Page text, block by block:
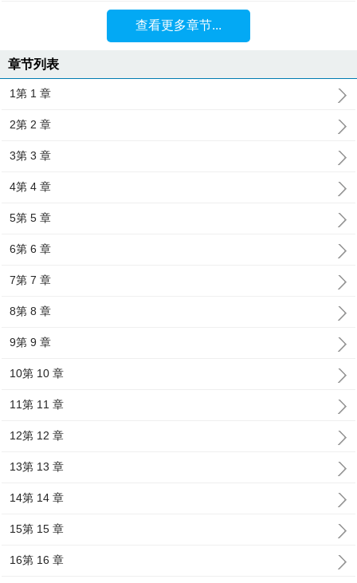
查看更多章节...
章节列表
1第 1 章
2第 2 章
3第 3 章
4第 4 章
5第 5 章
6第 6 章
7第 7 章
8第 8 章
9第 9 章
10第 10 章
11第 11 章
12第 12 章
13第 13 章
14第 14 章
15第 15 章
16第 16 章